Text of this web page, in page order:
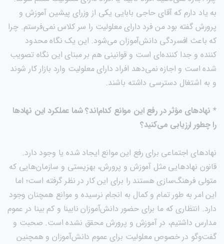
به یاد دارم که آقای حاجی بابایی یکی از وزرای پیشین آموزش و
پرورش گفته بود من فرد دارای معلولیت را سر کلاس نمی‌فرستم. چرا
که باعث افسردگی دانش‌آموزان می‌شود. این یک نگاه محدود
کننده و جدا کننده‌ای است و قوانینی هم بر مبنای این نگاه تصویب
شده است و اجازه نمی‌دهد افراد دارای معلولیت وارد بازار کار شوند
و به اشتغال دسترسی داشته باشند.
* نهاد‌های مؤثر در رفع این موانع کدام‌اند؟ شما عملکرد این نهاد‌ها
را چطور ارزیابی می‌کنید؟
نهاد‌های اجتماعی برای رفع این موانع ایجاد شده یا وجود دارد.
قانون نهاد‌هایی مثل آموزش و پرورش، بهزیستی و سازمان‌هایی که
متولی فرهنگ‌سازی هستند را برای این کار در نظر گرفته است؛ اما
این امر به طور تمام و کمال به انجام نرسیده و موانع همچنان وجود
دارد. انتظاری که ما برای حضور دانش‌آموزان نابینا و کم بینا در عموم
مدارس داشتیم، در آموزش و پرورش محقق نشده است. صحبت و
گفت‌وگو در خصوص معلولیت برای عموم دانش‌آموزان و همچنین